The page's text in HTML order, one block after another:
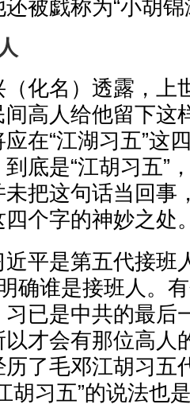
被戯称为“小胡锦
化名）透露，上
间高人给他留下这
在“江湖习五”这
底是“江胡习五”
把这句话当回事
个字的神妙之处
平是第五代接班
确谁是接班人。
已是中共的最后
才会有那位高人
了毛邓江胡习五
胡习五”的说法也